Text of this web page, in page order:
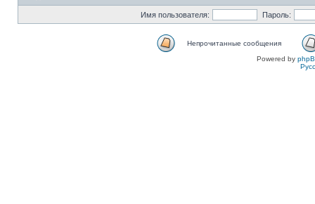
Имя пользователя: Пароль:
Непрочитанные сообщения
Powered by